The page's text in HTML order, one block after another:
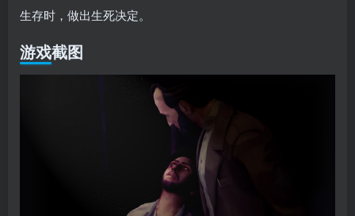
生存时，做出生死决定。
游戏截图